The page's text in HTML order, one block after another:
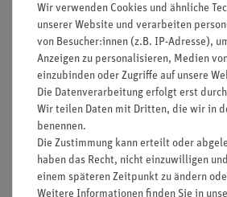
normaler Farbsicht haben drei Typen
auf rotes, grünes oder blaues Licht
Grün-Sehschwäche sind die Zapfen für
normal funktionstüchtig.
Lieferumfang
Wir verwenden Cookies und ähnliche
unserer Website und verarbeiten
von Besucher:innen (z.B. IP-Adresse),
Anzeigen zu personalisieren, Medien
einzubinden oder Zugriffe auf unsere
Die Datenverarbeitung erfolgt erst
Wir teilen Daten mit Dritten, die wir in
benennen.
Die Zustimmung kann erteilt oder
haben das Recht, nicht einzuwilligen
einem späteren Zeitpunkt zu ändern
Weitere Informationen finden Sie in